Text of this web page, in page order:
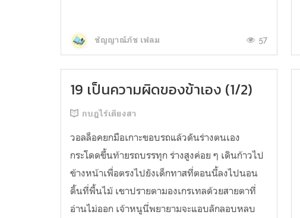
ชัญญาณ์ภัช เฟลม 57
19 เป็นความผิดของข้าเอง (1/2)
กบฏไร้เดียงสา
วอลล็อคยกมือเกาะขอบรถแล้วดันร่างตนเอง
กระโดดขึ้นท้ายรถบรรทุก ร่างสูงค่อย ๆ เดินก้าวไป
ข้างหน้าเพื่อตรงไปยังเด็กทาสที่ตอนนี้ลงไปนอน
ดิ้นที่พื้นไม้ เขาปรายตามองเกรเทลด้วยสายตาที่
อ่านไม่ออก เจ้าหนูนี่พยายามจะแอบลักลอบหลบ